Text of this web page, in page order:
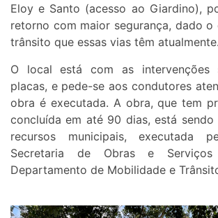
Eloy e Santo (acesso ao Giardino),
retorno com maior segurança, dado
trânsito que essas vias têm atualmente.
O local está com as intervenções
placas, e pede-se aos condutores
obra é executada. A obra, que tem
concluída em até 90 dias, está sendo
recursos municipais, executada
Secretaria de Obras e
Departamento de Mobilidade e